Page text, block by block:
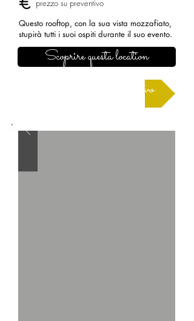
prezzo su preventivo
Questo rooftop, con la sua vista mozzafiato,
stupirà tutti i suoi ospiti durante il suo evento.
Scoprire questa location
Richiedere un preventivo